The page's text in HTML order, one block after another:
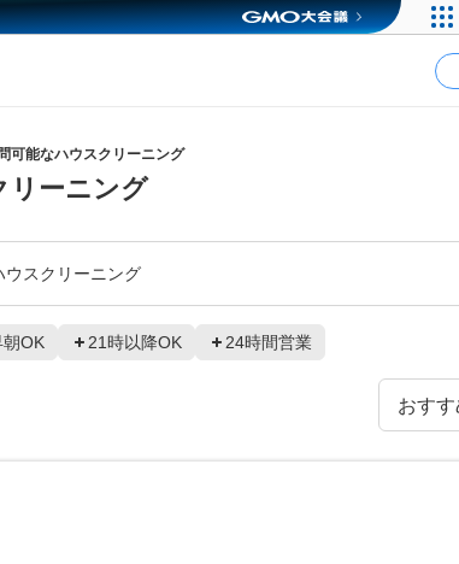
可能なハウスクリーニング
リーニング
ウスクリーニング
朝OK 21時以降OK 24時間営業